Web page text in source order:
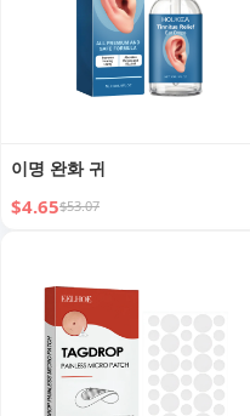
이명 완화 귀
$4.65$53.07